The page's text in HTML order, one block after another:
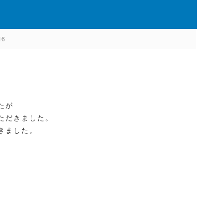
が
きました。
した。